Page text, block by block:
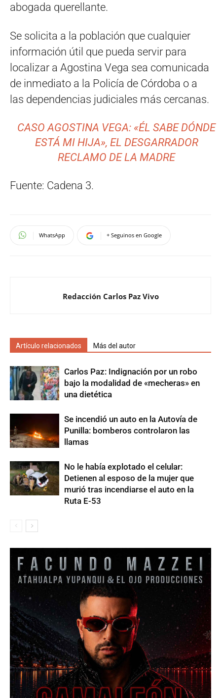
abogada querellante.
Se solicita a la población que cualquier
información útil que pueda servir para
localizar a Agostina Vega sea comunicada
de inmediato a la Policía de Córdoba o a
las dependencias judiciales más cercanas.
CASO AGOSTINA VEGA: «ÉL SABE DÓNDE
ESTÁ MI HIJA», EL DESGARRADOR
RECLAMO DE LA MADRE
Fuente: Cadena 3.
WhatsApp + Seguinos en Google
Redacción Carlos Paz Vivo
Artículo relacionados Más del autor
Carlos Paz: Indignación por un robo
bajo la modalidad de «mecheras» en
una dietética
Se incendió un auto en la Autovía de
Punilla: bomberos controlaron las
llamas
No le había explotado el celular:
Detienen al esposo de la mujer que
murió tras incendiarse el auto en la
Ruta E-53